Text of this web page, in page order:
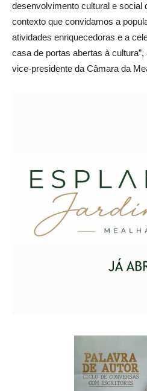
desenvolvimento cultural e social
contexto que convidamos a
atividades enriquecedoras e a
casa de portas abertas à
vice-presidente da Câmara da